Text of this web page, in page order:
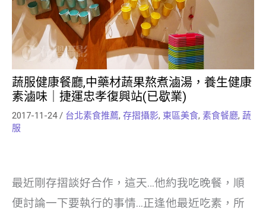
蔬服健康餐廳,中藥材蔬果熬煮滷湯，養生健康
素滷味｜捷運忠孝復興站(已歇業)
2017-11-24/ 台北素食推薦, 存摺攝影, 東區美食, 素食餐廳, 蔬
服
最近剛存摺談好合作，這天…他約我吃晚餐，順
便討論一下要執行的事情…正逢他最近吃素，所